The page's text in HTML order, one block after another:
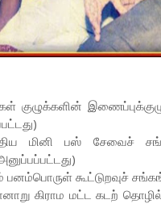
குழுக்களின்
மினி பஸ் சேவைச்
கூட்டுறவுச்
கிராம மட்ட கடற் தொழில்